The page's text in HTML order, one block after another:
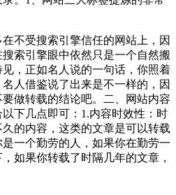
不受搜索引擎信任的网站上，因
索引擎眼中依然只是一个自然搬
，正如名人说的一句话，你照着
人借鉴说了出来是不一样的，因
做转载的结论吧。二、网站内容
下几点即可：1.内容时效性：时
的内容，这类的文章是可以转载
一个勤劳的人，如果你在勤劳一
如果你转载了时隔几年的文章，